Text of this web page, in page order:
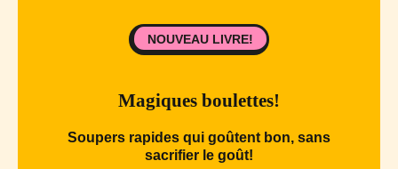
Magiques boulettes!
Soupers rapides qui goûtent bon, sans
sacrifier le goût!
NOUVEAU LIVRE!